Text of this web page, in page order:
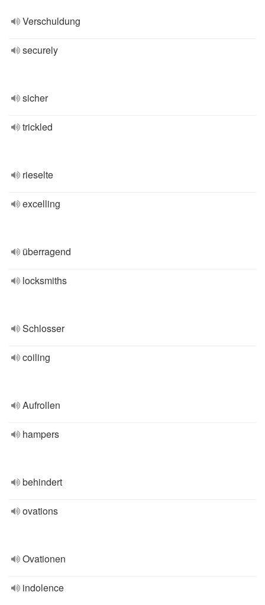
Verschuldung
securely
sicher
trickled
rieselte
excelling
überragend
locksmiths
Schlosser
coiling
Aufrollen
hampers
behindert
ovations
Ovationen
indolence